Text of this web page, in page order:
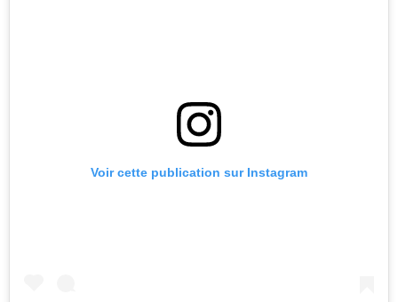
Voir cette publication sur Instagram